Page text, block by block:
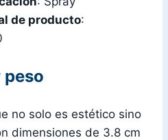
de producto:
peso
no solo es estético sino
dimensiones de 3.8 cm